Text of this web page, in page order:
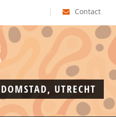
Contact
|
DOMSTAD, UTRECHT